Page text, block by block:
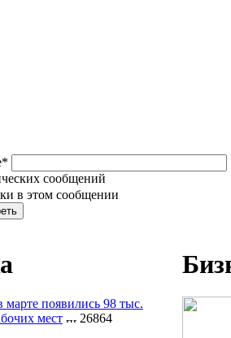
*
в этом сообщении
появились 98 тыс.
мест
26864